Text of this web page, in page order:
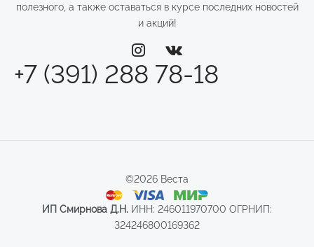
полезного, а также оставаться в курсе последних новостей
и акций!
+7 (391) 288 78-18
©2026 Веста
ИП Смирнова Д.Н. ИНН: 246011970700 ОГРНИП:
324246800169362